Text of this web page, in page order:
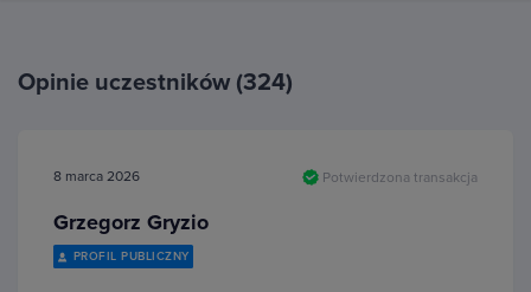
Opinie uczestników (324)
8 marca 2026 Potwierdzona transakcja
Grzegorz Gryzio
PROFIL PUBLICZNY